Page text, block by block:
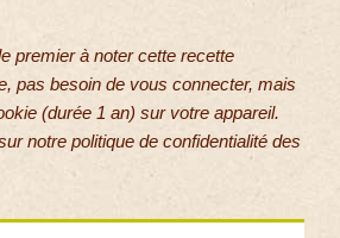
premier à noter cette recette
pas besoin de vous connecter, mais
(durée 1 an) sur votre appareil.
notre politique de confidentialité des